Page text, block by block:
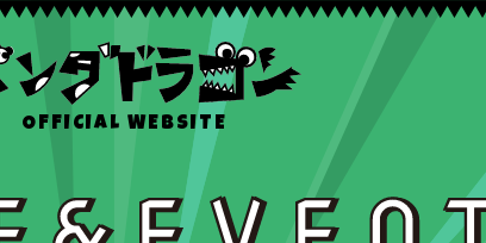
OFFICIAL WEBSITE